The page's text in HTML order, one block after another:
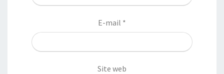
E-mail *
Site web